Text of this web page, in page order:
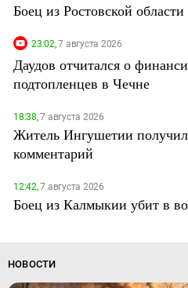
Боец из Ростовской
23:02,7 августа 2026
Даудов отчитался о
подтопленцев в Чечне
18:38,7 августа 2026
Житель Ингушетии получил
комментарий
12:42,7 августа 2026
Боец из Калмыкии убит в
НОВОСТИ